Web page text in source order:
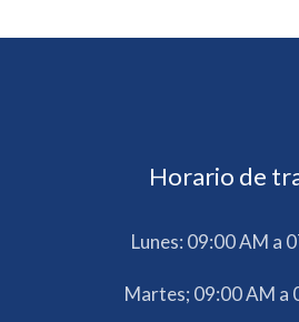
Horario de
Lunes: 09:00 AM a
Martes; 09:00 AM a